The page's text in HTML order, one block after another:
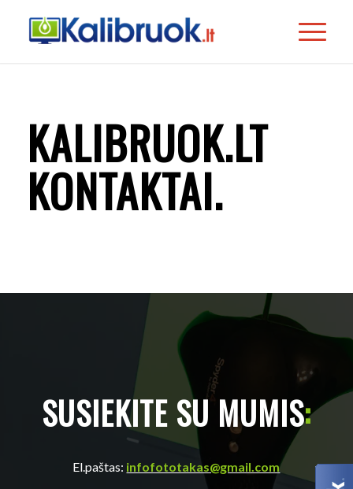
KALIBRUOK.LT
KONTAKTAI.
SUSIEKITE SU MUMIS:
El.paštas: infofototakas@gmail.com